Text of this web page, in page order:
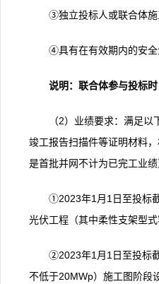
③独立投标人或联合体施
④具有在有效期内的安
说明：联合体参与投标
（2）业绩要求：满足
竣工报告扫描件等证明材料
是首批并网不计为已完工业绩
①2023年1月1日至投标
光伏工程（其中柔性支架型
②2023年1月1日至投标
不低于20MWp）施工图阶段